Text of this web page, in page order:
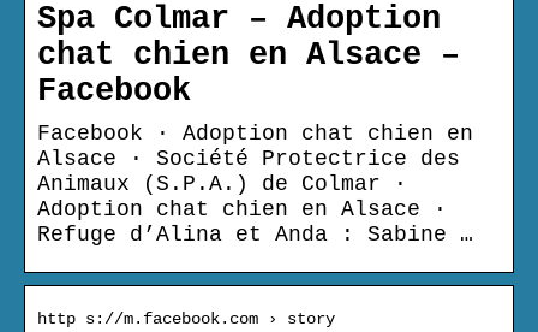
Spa Colmar – Adoption
chat chien en Alsace –
Facebook
Facebook · Adoption chat chien en
Alsace · Société Protectrice des
Animaux (S.P.A.) de Colmar ·
Adoption chat chien en Alsace ·
Refuge d’Alina et Anda : Sabine …
http s://m.facebook.com › story